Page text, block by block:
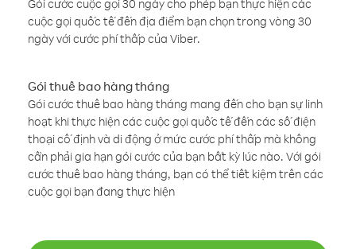
Gói cước cuộc gọi 30 ngày cho phép bạn thực hiện các
cuộc gọi quốc tế đến địa điểm bạn chọn trong vòng 30
ngày với cước phí thấp của Viber.
Gói thuê bao hàng tháng
Gói cước thuê bao hàng tháng mang đến cho bạn sự linh
hoạt khi thực hiện các cuộc gọi quốc tế đến các số điện
thoại cố định và di động ở mức cước phí thấp mà không
cần phải gia hạn gói cước của bạn bất kỳ lúc nào. Với gói
cước thuê bao hàng tháng, bạn có thể tiết kiệm trên các
cuộc gọi bạn đang thực hiện